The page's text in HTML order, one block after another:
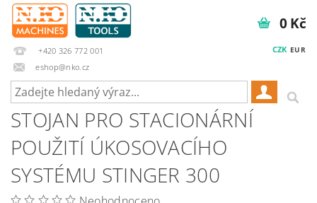
+420 326 772 001
eshop@nko.cz
CZK EUR
0 Kč
STOJAN PRO STACIONÁRNÍ
POUŽITÍ ÚKOSOVACÍHO
SYSTÉMU STINGER 300